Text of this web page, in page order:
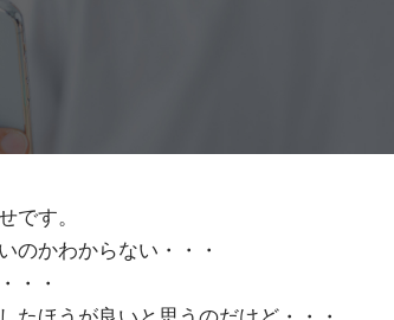
です。
のかわからない・・・
・・